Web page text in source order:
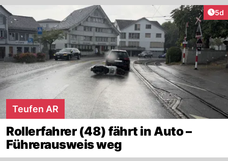
5d
Teufen AR
Rollerfahrer (48) fährt in Auto –
Führerausweis weg